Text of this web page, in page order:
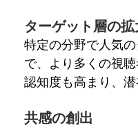
ターゲット層の拡
特定の分野で人気
で、より多くの視
認知度も高まり、潜
共感の創出